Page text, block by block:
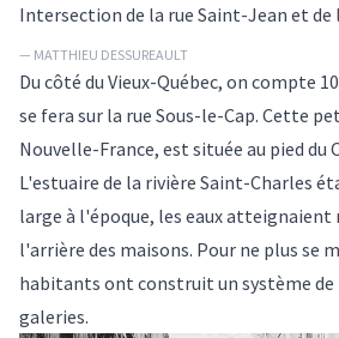
Intersection de la rue Saint-Jean et
— MATTHIEU DESSUREAULT
Du côté du Vieux-Québec, on compte
se fera sur la rue Sous-le-Cap. Cette
Nouvelle-France, est située au pied du
L'estuaire de la rivière Saint-Charles
large à l'époque, les eaux
l'arrière des maisons. Pour ne plus se
habitants ont construit un système de
galeries.